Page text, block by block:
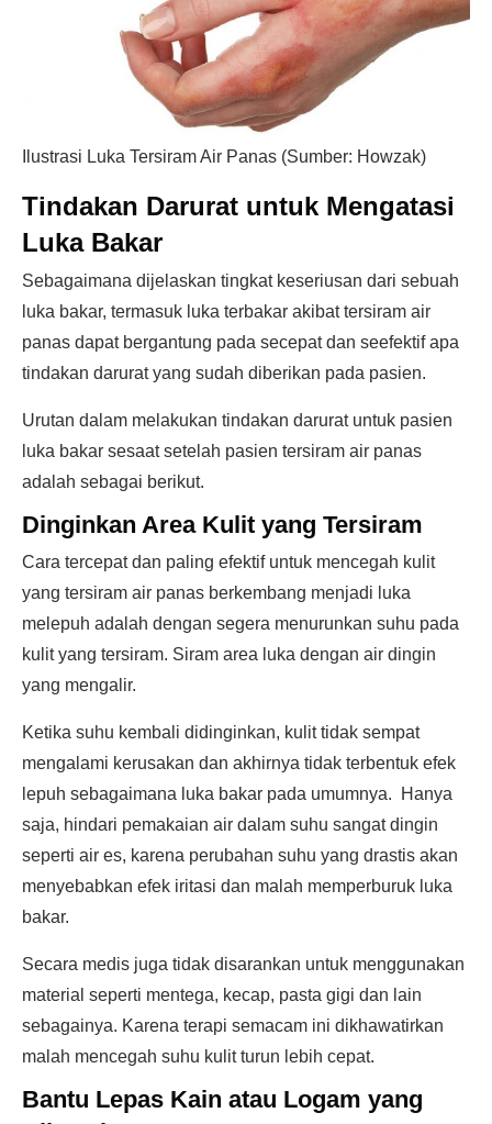
Ilustrasi Luka Tersiram Air Panas (Sumber: Howzak)
Tindakan Darurat untuk Mengatasi
Luka Bakar
Sebagaimana dijelaskan tingkat keseriusan dari sebuah
luka bakar, termasuk luka terbakar akibat tersiram air
panas dapat bergantung pada secepat dan seefektif apa
tindakan darurat yang sudah diberikan pada pasien.
Urutan dalam melakukan tindakan darurat untuk pasien
luka bakar sesaat setelah pasien tersiram air panas
adalah sebagai berikut.
Dinginkan Area Kulit yang Tersiram
Cara tercepat dan paling efektif untuk mencegah kulit
yang tersiram air panas berkembang menjadi luka
melepuh adalah dengan segera menurunkan suhu pada
kulit yang tersiram. Siram area luka dengan air dingin
yang mengalir.
Ketika suhu kembali didinginkan, kulit tidak sempat
mengalami kerusakan dan akhirnya tidak terbentuk efek
lepuh sebagaimana luka bakar pada umumnya. Hanya
saja, hindari pemakaian air dalam suhu sangat dingin
seperti air es, karena perubahan suhu yang drastis akan
menyebabkan efek iritasi dan malah memperburuk luka
bakar.
Secara medis juga tidak disarankan untuk menggunakan
material seperti mentega, kecap, pasta gigi dan lain
sebagainya. Karena terapi semacam ini dikhawatirkan
malah mencegah suhu kulit turun lebih cepat.
Bantu Lepas Kain atau Logam yang